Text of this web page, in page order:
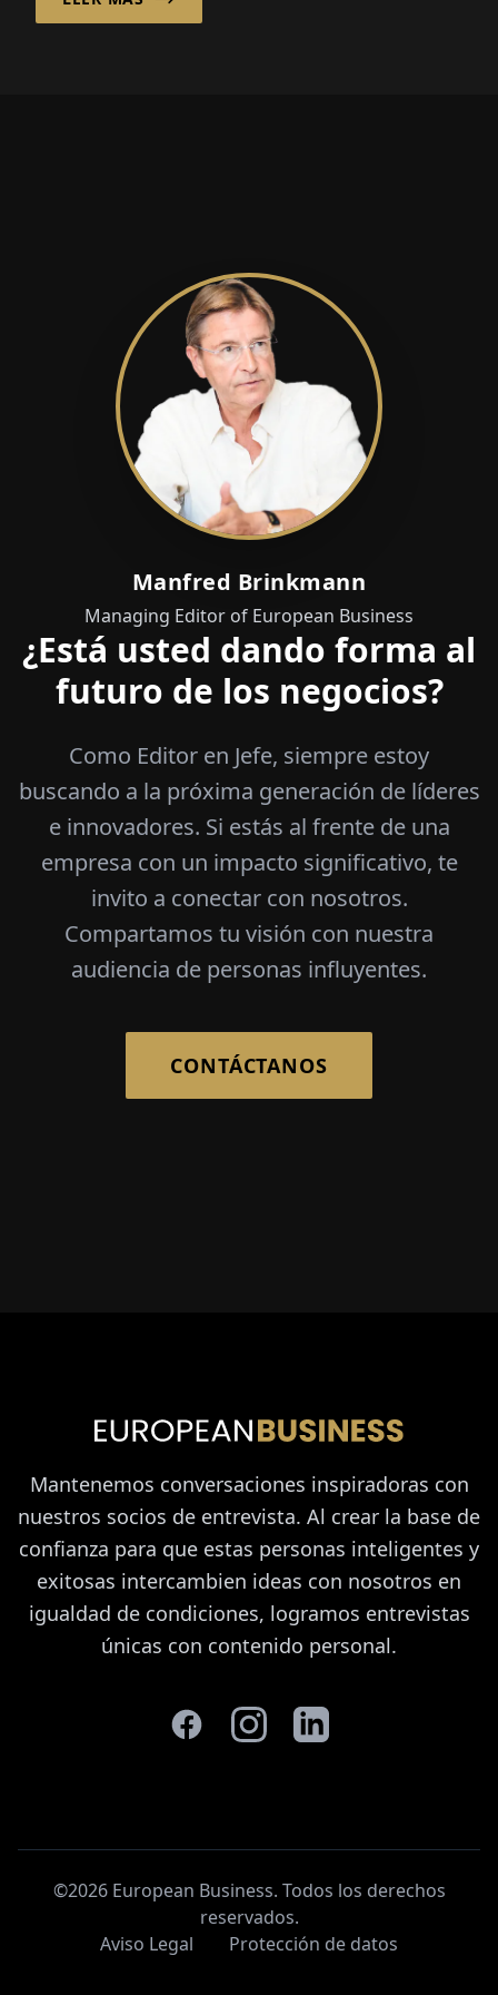
Manfred Brinkmann
Managing Editor of European Business
¿Está usted dando forma al
futuro de los negocios?
Como Editor en Jefe, siempre estoy
buscando a la próxima generación de líderes
e innovadores. Si estás al frente de una
empresa con un impacto significativo, te
invito a conectar con nosotros.
Compartamos tu visión con nuestra
audiencia de personas influyentes.
CONTÁCTANOS
Mantenemos conversaciones inspiradoras con
nuestros socios de entrevista. Al crear la base de
confianza para que estas personas inteligentes y
exitosas intercambien ideas con nosotros en
igualdad de condiciones, logramos entrevistas
únicas con contenido personal.
©2026 European Business. Todos los derechos
reservados.
Aviso Legal
Protección de datos